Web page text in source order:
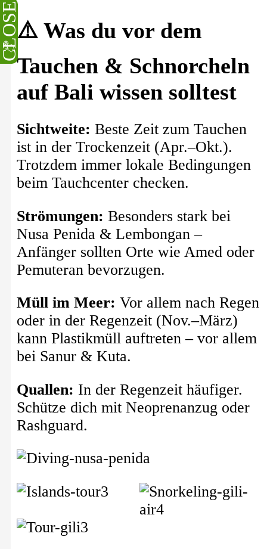
⚠️ Was du vor dem
Tauchen & Schnorcheln
auf Bali wissen solltest
Sichtweite: Beste Zeit zum Tauchen
ist in der Trockenzeit (Apr.–Okt.).
Trotzdem immer lokale Bedingungen
beim Tauchcenter checken.
Strömungen: Besonders stark bei
Nusa Penida & Lembongan –
Anfänger sollten Orte wie Amed oder
Pemuteran bevorzugen.
Müll im Meer: Vor allem nach Regen
oder in der Regenzeit (Nov.–März)
kann Plastikmüll auftreten – vor allem
bei Sanur & Kuta.
Quallen: In der Regenzeit häufiger.
Schütze dich mit Neoprenanzug oder
Rashguard.